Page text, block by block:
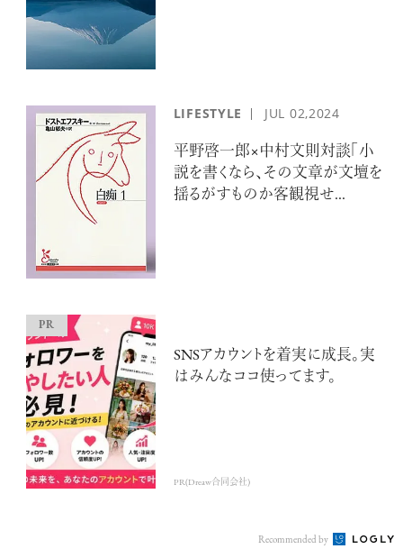
LIFESTYLE JUL 02,2024
平野啓一郎×中村文則対談「小
説を書くなら、その文章が文壇を
揺るがすものか客観視せ...
SNSアカウントを着実に成長。実
はみんなココ使ってます。
PR(Dreaw合同会社)
Recommended by